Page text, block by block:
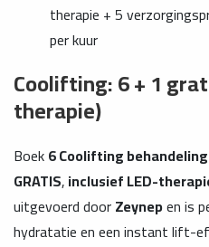
therapie + 5
per kuur
Coolifting: 6 + 1
therapie)
Boek6 Coolifting
GRATIS,inclusief LED-
uitgevoerd doorZeynepen is
hydratatie en een instant lift-